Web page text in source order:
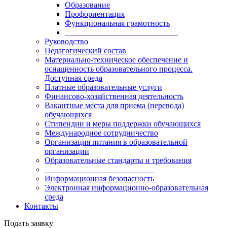
Образование
Профориентация
Функциональная грамотность
Руководство
Педагогический состав
Материально-техническое обеспечение и
оснащенность образовательного процесса.
Доступная среда
Платные образовательные услуги
Финансово-хозяйственная деятельность
Вакантные места для приема (перевода)
обучающихся
Стипендии и меры поддержки обучающихся
Международное сотрудничество
Организация питания в образовательной
организации
Образовательные стандарты и требования
Информационная безопасность
Электронная информационно-образовательная
среда
Контакты
Подать заявку